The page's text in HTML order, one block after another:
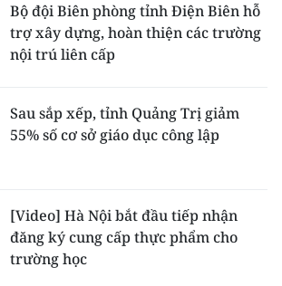
Bộ đội Biên phòng tỉnh Điện Biên hỗ
trợ xây dựng, hoàn thiện các trường
nội trú liên cấp
Sau sắp xếp, tỉnh Quảng Trị giảm
55% số cơ sở giáo dục công lập
[Video] Hà Nội bắt đầu tiếp nhận
đăng ký cung cấp thực phẩm cho
trường học